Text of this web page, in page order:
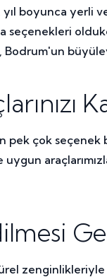
boyunca yerli
seçenekleri
Bodrum'un
çok